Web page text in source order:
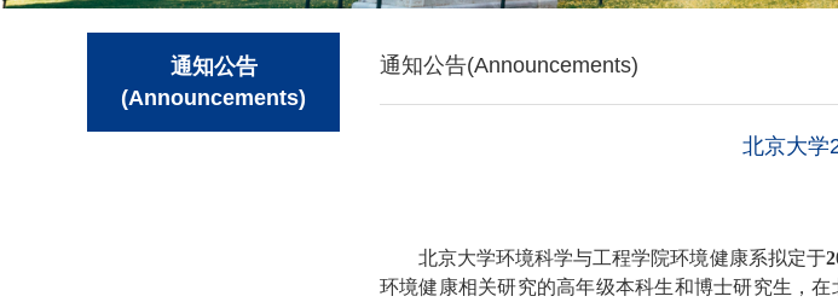
通知公告
(Announcements)
通知公告(Announcements)
北京大学
北京大学环境科学与工程学院环境健康系拟定于
环境健康相关研究的高年级本科生和博士研究生 ，